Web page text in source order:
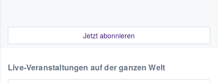
Jetzt abonnieren
Live-Veranstaltungen auf der ganzen Welt